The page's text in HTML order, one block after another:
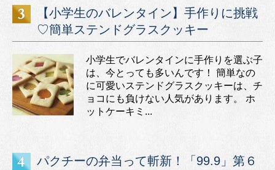
【小学生のバレンタイン】手作りに挑戦
♡簡単ステンドグラスクッキー
小学生でバレンタインに手作りを選ぶ子
は、今とっても多いんです！ 簡単なの
に可愛いステンドグラスクッキーは、チ
ョコにも負けない人気があります。 ホ
ットケーキミ...
パクチーの弁当って斬新！「99.9」第６